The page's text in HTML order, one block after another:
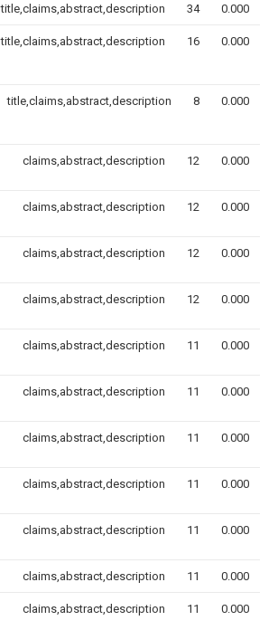
title,claims,abstract,description 34 0.000
title,claims,abstract,description 16 0.000
title,claims,abstract,description 8 0.000
claims,abstract,description 12 0.000
claims,abstract,description 12 0.000
claims,abstract,description 12 0.000
claims,abstract,description 12 0.000
claims,abstract,description 11 0.000
claims,abstract,description 11 0.000
claims,abstract,description 11 0.000
claims,abstract,description 11 0.000
claims,abstract,description 11 0.000
claims,abstract,description 11 0.000
claims,abstract,description 11 0.000